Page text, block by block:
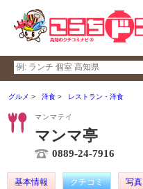
グルメ 洋食 レストラン・洋食
マンマテイ
マンマ亭
0889-24-7916
基本情報 クチコミ 写真